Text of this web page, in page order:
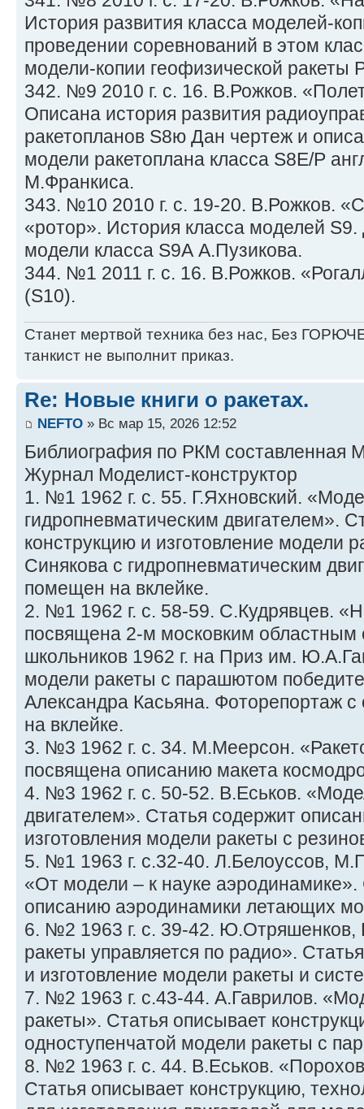
История развития класса моделей-
проведении соревнований в этом
модели-копии геофизической ракеты
342. №9 2010 г. с. 16. В.Рожков.
Описана история развития
ракетопланов S8ю Дан чертеж и
модели ракетоплана класса S8E/P
М.Франкиса.
343. №10 2010 г. с. 19-20. В.Рожков.
«ротор». История класса моделей
модели класса S9А А.Пузикова.
344. №1 2011 г. с. 16. В.Рожков.
(S10).
Станет мертвой техника без нас, Без
танкист не выполнит приказ.
Re: Новые книги о ракетах.
NEFTO » Вс мар 15, 2026 12:52
Библиография по РКМ составленная
Журнал Моделист-конструктор
1. №1 1962 г. с. 55. Г.Яхновский.
гидропневматическим двигателем».
конструкцию и изготовление модели
Синякова с гидропневматическим
помещен на вклейке.
2. №1 1962 г. с. 58-59. С.Кудрявцев.
посвящена 2-м московким областным
школьников 1962 г. на Приз им.
модели ракеты с парашютом
Александра Касьяна. Фоторепортаж
на вклейке.
3. №3 1962 г. с. 34. М.Меерсон.
посвящена описанию макета
4. №3 1962 г. с. 50-52. В.Еськов.
двигателем». Статья содержит
изготовления модели ракеты с
5. №1 1963 г. с.32-40. Л.Белоуссов,
«От модели – к науке
описанию аэродинамики летающих
6. №2 1963 г. с. 39-42. Ю.Отряшенков,
ракеты управляется по радио».
и изготовление модели ракеты и
7. №2 1963 г. с.43-44. А.Гаврилов.
ракеты». Статья описывает
одноступенчатой модели ракеты с
8. №2 1963 г. с. 44. В.Еськов.
Статья описывает конструкцию,